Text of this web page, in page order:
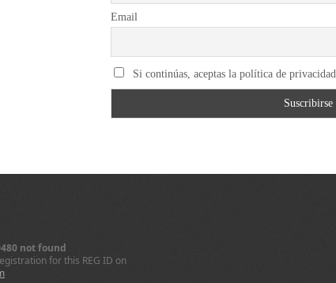
Email
Si continúas, aceptas la política de privacidad
not found
for this REG ID on